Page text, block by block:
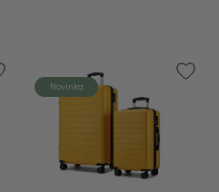
Novinka